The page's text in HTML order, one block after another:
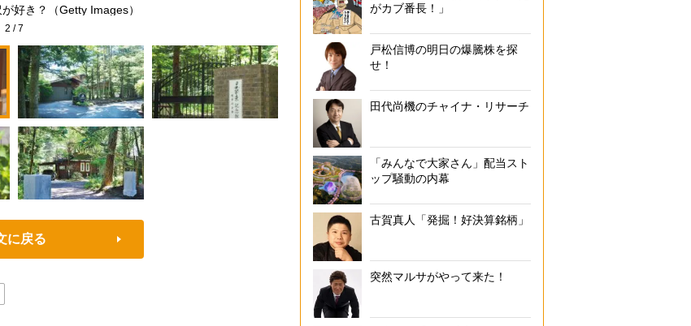
好き？（Getty Images） ブリヂストンの保養所（撮影／太田真三）
2 /7
に戻る
がカブ番長！」
戸松信博の明日の爆騰株を探
せ！
田代尚機のチャイナ・リサーチ
「みんなで大家さん」配当スト
ップ騒動の内幕
古賀真人「発掘！好決算銘柄」
突然マルサがやって来た！